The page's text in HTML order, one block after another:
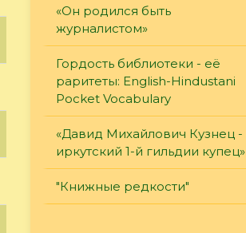
«Он родился быть
журналистом»
Гордость библиотеки - её
раритеты: English-Hindustani
Pocket Vocabulary
«Давид Михайлович Кузнец -
иркутский 1-й гильдии купец»
"Книжные редкости"